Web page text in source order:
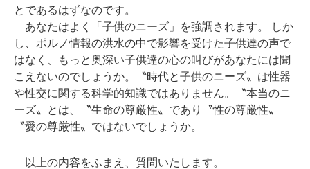
とであるはずなのです。
あなたはよく「子供のニーズ」を強調されます。 しか
し、ポルノ情報の洪水の中で影響を受けた子供達の声で
はなく、もっと奥深い子供達の心の叫びがあなたには聞
こえないのでしょうか。〝時代と子供のニーズ〟は性器
や性交に関する科学的知識ではありません。〝本当のニ
ーズ〟とは、〝生命の尊厳性〟であり〝性の尊厳性〟
〝愛の尊厳性〟ではないでしょうか。
以上の内容をふまえ、質問いたします。